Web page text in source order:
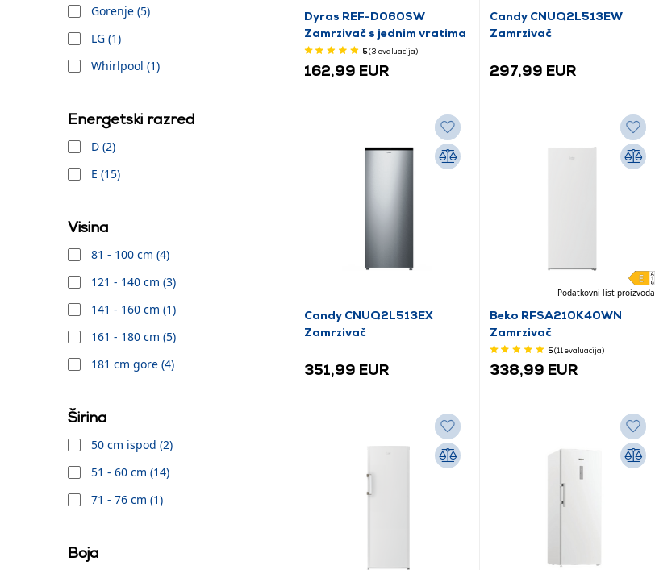
Gorenje (5)
LG (1)
Whirlpool (1)
Energetski razred
D (2)
E (15)
Visina
81 - 100 cm (4)
121 - 140 cm (3)
141 - 160 cm (1)
161 - 180 cm (5)
181 cm gore (4)
Širina
50 cm ispod (2)
51 - 60 cm (14)
71 - 76 cm (1)
Boja
Dyras REF-D060SW
Zamrzivač s jednim vratima
5(3 evaluacija)
162,99 EUR
Candy CNUQ2L513EW
Zamrzivač
297,99 EUR
Candy CNUQ2L513EX
Zamrzivač
351,99 EUR
Podatkovni list proizvoda
Beko RFSA210K40WN
Zamrzivač
5(11 evaluacija)
338,99 EUR